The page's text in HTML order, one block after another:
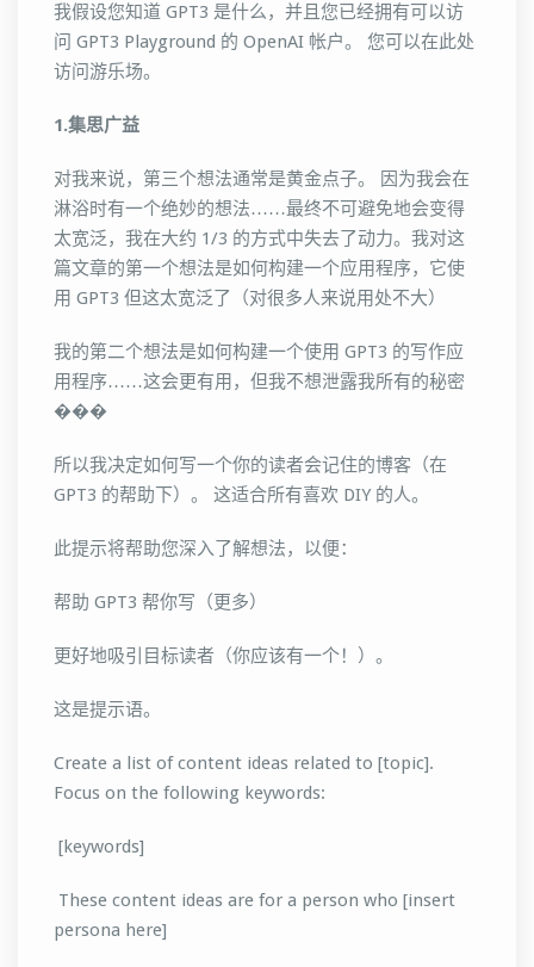
我假设您知道 GPT3 是什么，并且您已经拥有可以访
问 GPT3 Playground 的 OpenAI 帐户。 您可以在此处
访问游乐场。
1.集思广益
对我来说，第三个想法通常是黄金点子。 因为我会在
淋浴时有一个绝妙的想法……最终不可避免地会变得
太宽泛，我在大约 1/3 的方式中失去了动力。我对这
篇文章的第一个想法是如何构建一个应用程序，它使
用 GPT3 但这太宽泛了（对很多人来说用处不大）
我的第二个想法是如何构建一个使用 GPT3 的写作应
用程序……这会更有用，但我不想泄露我所有的秘密
���
所以我决定如何写一个你的读者会记住的博客（在
GPT3 的帮助下）。 这适合所有喜欢 DIY 的人。
此提示将帮助您深入了解想法，以便：
帮助 GPT3 帮你写（更多）
更好地吸引目标读者（你应该有一个！）。
这是提示语。
Create a list of content ideas related to [topic].
Focus on the following keywords:
[keywords]
These content ideas are for a person who [insert
persona here]